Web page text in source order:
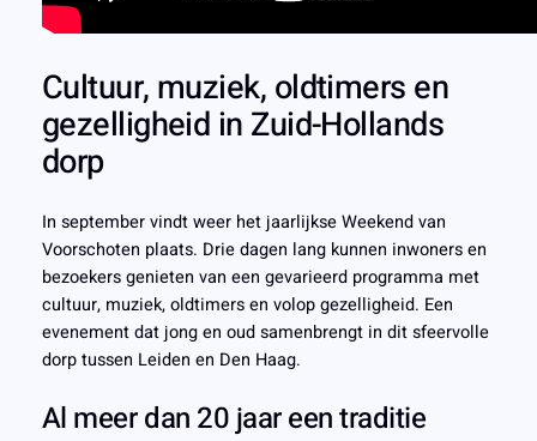
Cultuur, muziek, oldtimers en
gezelligheid in Zuid-Hollands
dorp
In september vindt weer het jaarlijkse Weekend van
Voorschoten plaats. Drie dagen lang kunnen inwoners en
bezoekers genieten van een gevarieerd programma met
cultuur, muziek, oldtimers en volop gezelligheid. Een
evenement dat jong en oud samenbrengt in dit sfeervolle
dorp tussen Leiden en Den Haag.
Al meer dan 20 jaar een traditie